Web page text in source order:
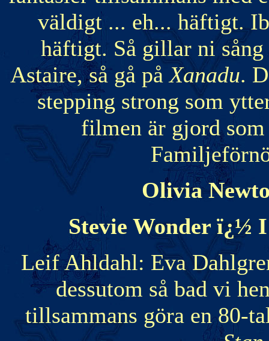
väldigt ... eh... häftigt.
häftigt. Så gillar ni
Astaire, så gå påXanadu.
stepping strong som
filmen är gjord
Olivia
Stevie Wonder ï¿½
Leif Ahldahl: Eva
dessutom så bad vi
tillsammans göra en 80-